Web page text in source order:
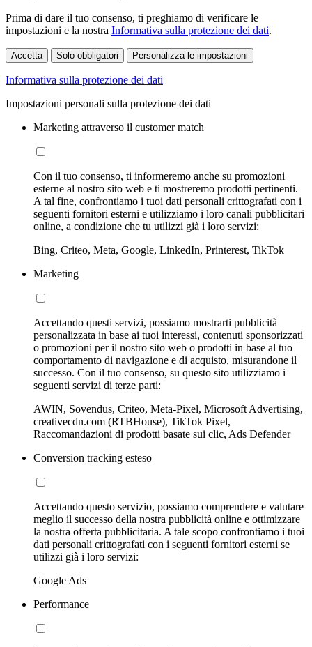
Prima di dare il tuo consenso, ti preghiamo di verificare le
impostazioni e la nostra Informativa sulla protezione dei dati.
Accetta Solo obbligatori Personalizza le impostazioni
Informativa sulla protezione dei dati
Impostazioni personali sulla protezione dei dati
Marketing attraverso il customer match
Con il tuo consenso, ti informeremo anche su promozioni
esterne al nostro sito web e ti mostreremo prodotti pertinenti.
A tal fine, confrontiamo i tuoi dati personali crittografati con i
seguenti fornitori esterni e utilizziamo i loro canali pubblicitari
online, a condizione che tu utilizzi già i loro servizi:
Bing, Criteo, Meta, Google, LinkedIn, Printerest, TikTok
Marketing
Accettando questi servizi, possiamo mostrarti pubblicità
personalizzata in base ai tuoi interessi, contenuti sponsorizzati
o promozioni per il nostro sito web o prodotti in base al tuo
comportamento di navigazione e di acquisto, misurandone il
successo. Con il tuo consenso, su questo sito utilizziamo i
seguenti servizi di terze parti:
AWIN, Sovendus, Criteo, Meta-Pixel, Microsoft Advertising,
creativecdn.com (RTBHouse), TikTok Pixel,
Raccomandazioni di prodotti basate sui clic, Ads Defender
Conversion tracking esteso
Accettando questo servizio, possiamo comprendere e valutare
meglio il successo della nostra pubblicità online e ottimizzare
la nostra offerta pubblicitaria. A tale scopo confrontiamo i tuoi
dati personali crittografati con i seguenti fornitori esterni se
utilizzi già i loro servizi:
Google Ads
Performance